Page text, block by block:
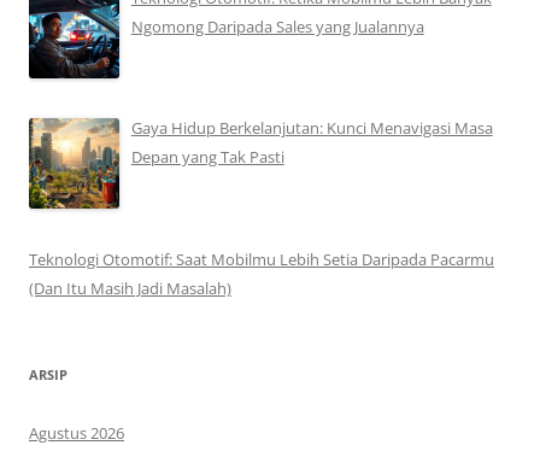
Ngomong Daripada Sales yang Jualannya
Gaya Hidup Berkelanjutan: Kunci Menavigasi Masa
Depan yang Tak Pasti
Teknologi Otomotif: Saat Mobilmu Lebih Setia Daripada Pacarmu
(Dan Itu Masih Jadi Masalah)
ARSIP
Agustus 2026